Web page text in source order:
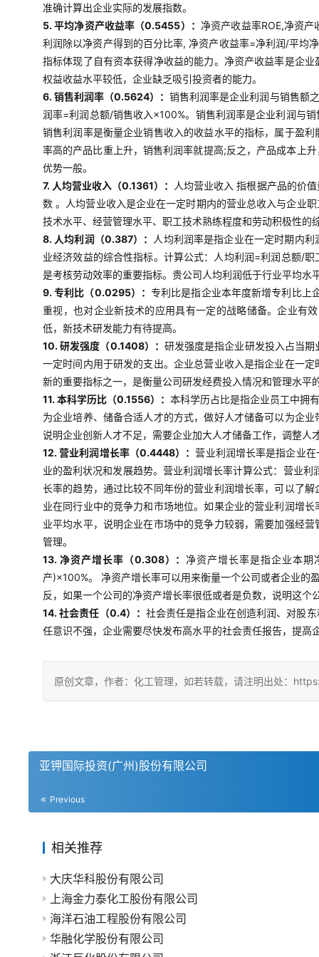
准确计算出企业实际的发展指数。
5. 平均净资产收益率（0.5455）： 净资产收益率ROE,净资
利润除以净资产得到的百分比率, 净资产收益率=净利润/平均
指标体现了自有资本获得净收益的能力。净资产收益率是企
权益收益水平较低，企业缺乏吸引投资者的能力。
6. 销售利润率（0.5624）：销售利润率是企业利润与销售额
润率=利润总额/销售收入×100%。销售利润率是企业利润与
销售利润率是衡量企业销售收入的收益水平的指标，属于盈
率高的产品比重上升，销售利润率就提高;反之，产品成本上
优势一般。
7. 人均营业收入（0.1361）：
人均营业收入 指根据产品的价
数 。人均营业收入是企业在一定时期内的营业总收入与企业
技术水平、经营管理水平、职工技术熟练程度和劳动积极性
8. 人均利润（0.387）： 人均利润率是指企业在一定时期内
业经济效益的综合性指标。计算公式：人均利润=利润总额/
是考核劳动效率的重要指标。贵公司人均利润低于行业平均
9. 专利比（0.0295）： 专利比是指企业本年度新增专利比上
重视，也对企业新技术的应用具有一定的战略储备。企业有
低，新技术研发能力有待提高。
10. 研发强度（0.1408）： 研发强度是指企业研发投入占当
一定时间内用于研发的支出。企业总营业收入是指企业在一
新的重要指标之一，是衡量公司研发经费投入情况和管理水
11. 本科学历比（0.1556）：本科学历占比是指企业员工中拥
为企业培养、储备合适人才的方式，做好人才储备可以为企
说明企业创新人才不足，需要企业加大人才储备工作，调整人
12. 营业利润增长率（0.4448）：营业利润增长率是指企业
业的盈利状况和发展趋势。营业利润增长率计算公式：营业
长率的趋势，通过比较不同年份的营业利润增长率，可以了
业在同行业中的竞争力和市场地位。如果企业的营业利润增
业平均水平，说明企业在市场中的竞争力较弱，需要加强经
管理。
13. 净资产增长率（0.308）： 净资产增长率是指企业本
产)×100%。 净资产增长率可以用来衡量一个公司或者企业的
反，如果一个公司的净资产增长率很低或者是负数，说明这
14. 社会责任（0.4）： 社会责任是指企业在创造利润、对股
任意识不强，企业需要尽快发布高水平的社会责任报告，提高
原创文章，作者：化工管理，如若转载，请注明出处：
亚钾国际投资(广州)股份有限公司
Previous
相关推荐
大庆华科股份有限公司
上海金力泰化工股份有限公司
海洋石油工程股份有限公司
华融化学股份有限公司